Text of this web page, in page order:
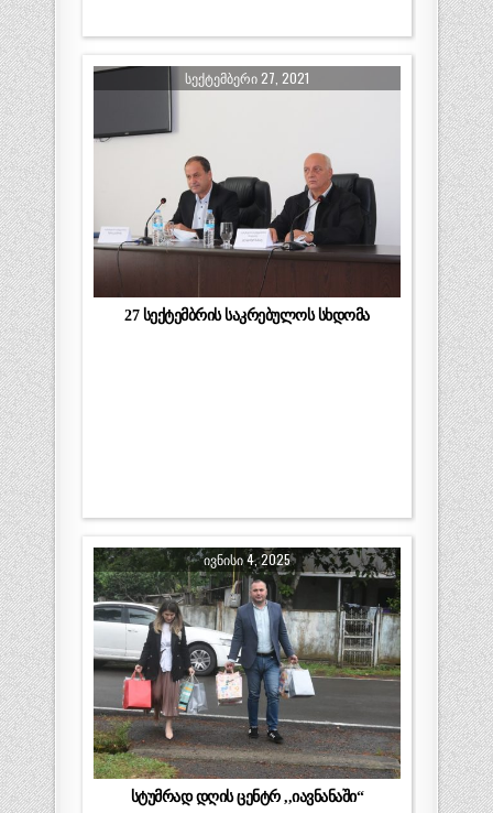
ᲡᲔᲥᲢᲔᲛᲑᲔᲠᲘ 27, 2021
27 სექტემბრის საკრებულოს სხდომა
ᲘᲕᲜᲘᲡᲘ 4, 2025
სტუმრად დღის ცენტრ ,,იავნანაში“